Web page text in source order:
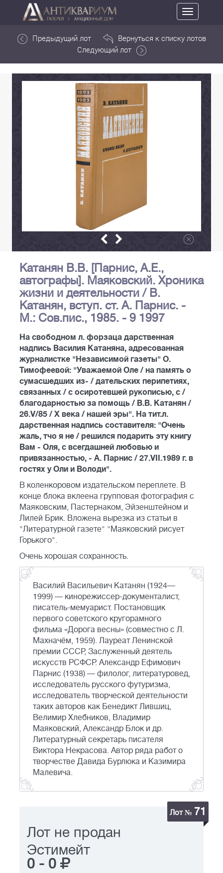
Toggle
navigation
Предыдущий лот
Вернуться к списку лотов
Следующий лот
Катанян В.В. [Парнис, А.Е.,
автографы]. Маяковский. Хроника
жизни и деятельности / В.
Катанян, вступ. ст. А. Парнис. -
М.: Сов.пис., 1985. - 9 1997
На свободном л. форзаца дарственная
надпись Василия Катаняна, адресованная
журналистке "Независимой газеты" О.
Тимофеевой: "Уважаемой Оле / на память о
сумасшедших из- / дательских перипетиях,
связанных / с осиротевшей рукописью, с /
благодарностью за помощь / В.В. Катанян /
26.V/85 / Х века / нашей эры". На тит.л.
дарственная надпись составителя: "Очень
жаль, тчо я не / решился подарить эту книгу
Вам - Оля, с всегдашней любовью и
привязанностью, - А. Парнис / 27.VII.1989 г. в
гостях у Оли и Володи".
В коленкоровом издательском переплете. В
конце блока вклеена групповая фотография с
Маяковским, Пастернаком, Эйзенштейном и
Лилей Брик. Вложена вырезка из статьи в
"Литературной газете" "Маяковский рисует
Горького".
Очень хорошая сохранность.
Василий Васильевич Катанян (1924—
1999) — кинорежиссер-документалист,
писатель-мемуарист. Постановщик
первого советского кругорамного
фильма «Дорога весны» (совместно с Л.
Махначём, 1959). Лауреат Ленинской
премии СССР, Заслуженный деятель
искусств РСФСР. Александр Ефимович
Парнис (1938) — филолог, литературовед,
исследователь русского футуризма,
исследователь творческой деятельности
таких авторов как Бенедикт Лившиц,
Велимир Хлебников, Владимир
Маяковский, Александр Блок и др.
Литературный секретарь писателя
Виктора Некрасова. Автор ряда работ о
творчестве Давида Бурлюка и Казимира
Малевича.
Лот № 71
Лот не продан
Эстимейт
0 - 0